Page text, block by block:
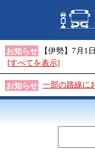
お知らせ
【伊勢】7月1
[すべてを表示]
お知らせ 一部の路線に